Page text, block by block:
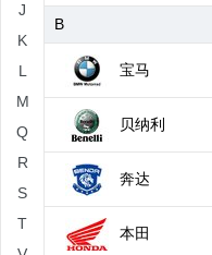
J
K
L
M
Q
R
S
T
B
宝马
贝纳利
奔达
本田